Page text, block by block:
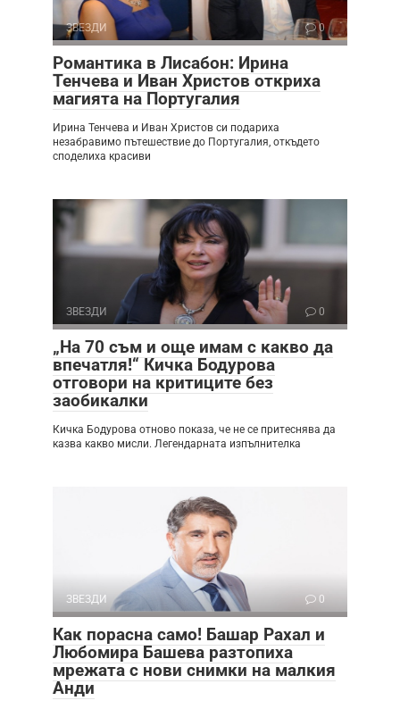
ЗВЕЗДИ 0
Романтика в Лисабон: Ирина
Тенчева и Иван Христов откриха
магията на Португалия
Ирина Тенчева и Иван Христов си подариха
незабравимо пътешествие до Португалия, откъдето
споделиха красиви
ЗВЕЗДИ 0
„На 70 съм и още имам с какво да
впечатля!“ Кичка Бодурова
отговори на критиците без
заобикалки
Кичка Бодурова отново показа, че не се притеснява да
казва какво мисли. Легендарната изпълнителка
ЗВЕЗДИ 0
Как порасна само! Башар Рахал и
Любомира Башева разтопиха
мрежата с нови снимки на малкия
Анди